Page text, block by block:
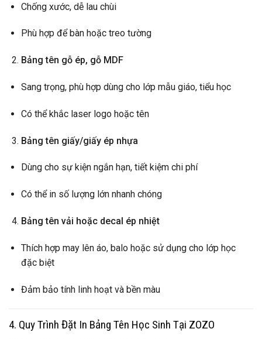
Chống xước, dễ lau chùi
Phù hợp để bàn hoặc treo tường
Bảng tên gỗ ép, gỗ MDF
Sang trọng, phù hợp dùng cho lớp mẫu giáo, tiểu học
Có thể khắc laser logo hoặc tên
Bảng tên giấy/giấy ép nhựa
Dùng cho sự kiện ngắn hạn, tiết kiệm chi phí
Có thể in số lượng lớn nhanh chóng
Bảng tên vải hoặc decal ép nhiệt
Thích hợp may lên áo, balo hoặc sử dụng cho lớp học
đặc biệt
Đảm bảo tính linh hoạt và bền màu
4. Quy Trình Đặt In Bảng Tên Học Sinh Tại ZOZO